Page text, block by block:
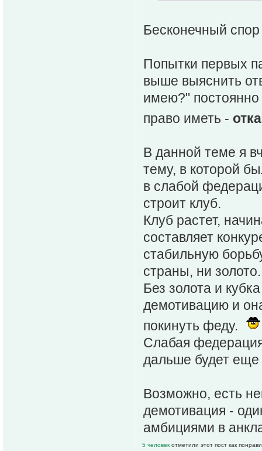
Бесконечный
Попытки первых
выше выяснить
имею?"
право иметь -
В данной теме я
тему, в которой
в слабой
строит клуб.
Клуб растет,
составляет
стабильную
страны, ни золото.
Без золота и
демотивацию и
покинуть феду.
Слабая
дальше будет еще
Возможно, есть
демотивация -
амбициями в
5 человек отметили этот пост как